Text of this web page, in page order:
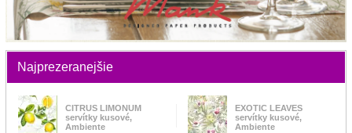
Najprezeranejšie
CITRUS LIMONUM
servítky kusové,
Ambiente
EXOTIC LEAVES
servítky kusové,
Ambiente